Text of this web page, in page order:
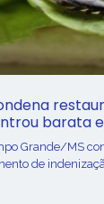
barata
Grande/MS
de